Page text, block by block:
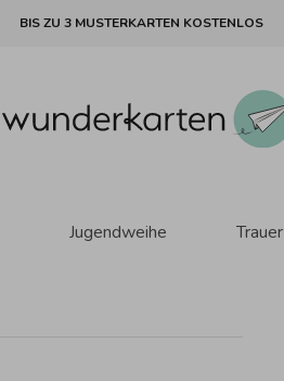
BIS ZU 3 MUSTERKARTEN KOSTENLOS
Jugendweihe Trauer